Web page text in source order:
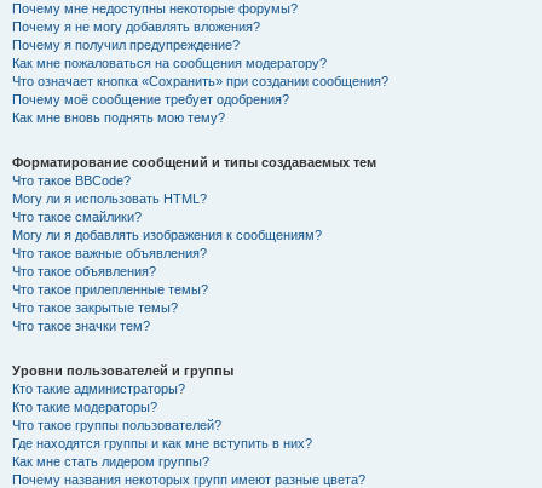
Почему мне недоступны некоторые форумы?
Почему я не могу добавлять вложения?
Почему я получил предупреждение?
Как мне пожаловаться на сообщения модератору?
Что означает кнопка «Сохранить» при создании сообщения?
Почему моё сообщение требует одобрения?
Как мне вновь поднять мою тему?
Форматирование сообщений и типы создаваемых тем
Что такое BBCode?
Могу ли я использовать HTML?
Что такое смайлики?
Могу ли я добавлять изображения к сообщениям?
Что такое важные объявления?
Что такое объявления?
Что такое прилепленные темы?
Что такое закрытые темы?
Что такое значки тем?
Уровни пользователей и группы
Кто такие администраторы?
Кто такие модераторы?
Что такое группы пользователей?
Где находятся группы и как мне вступить в них?
Как мне стать лидером группы?
Почему названия некоторых групп имеют разные цвета?